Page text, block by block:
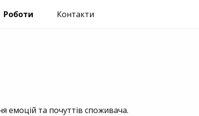
Роботи Контакти
емоцій та почуттів споживача.